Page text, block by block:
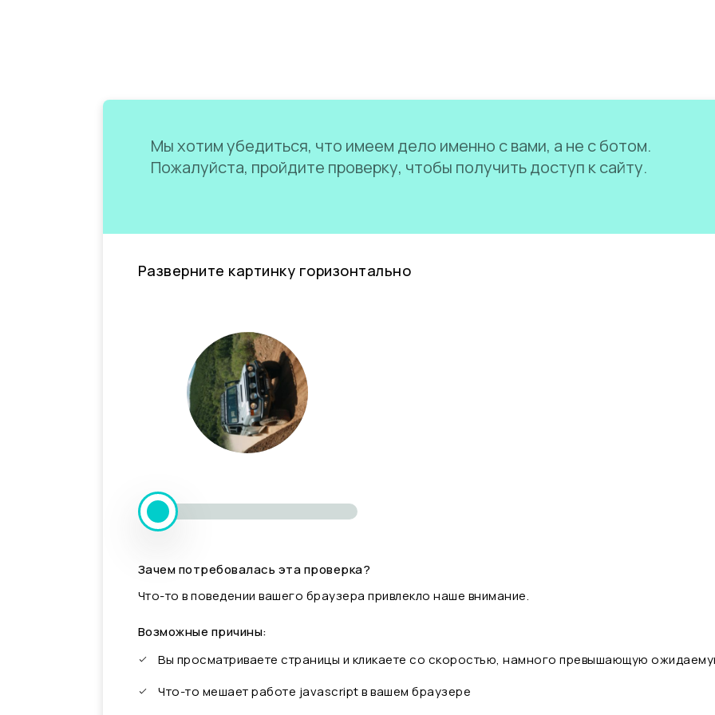
Мы хотим убедиться, что имеем дело именно с вами, а не с ботом.
Пожалуйста, пройдите проверку, чтобы получить доступ к сайту.
Разверните картинку горизонтально
Зачем потребовалась эта проверка?
Что-то в поведении вашего браузера привлекло наше внимание.
Возможные причины:
Вы просматриваете страницы и кликаете со скоростью, намного превышающую
Что-то мешает работе javascript в вашем браузере